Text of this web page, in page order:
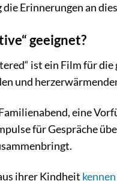
Erinnerungen an
geeignet?
ist ein Film für die
und
eine
für Gespräche
ihrer Kindheit kennen